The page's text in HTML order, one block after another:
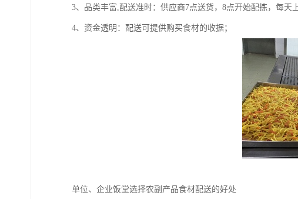
3、品类丰富,配送准时：供应商7点送货，8点开始配拣，每天
4、资金透明：配送可提供购买食材的收据；
单位、企业饭堂选择农副产品食材配送的好处